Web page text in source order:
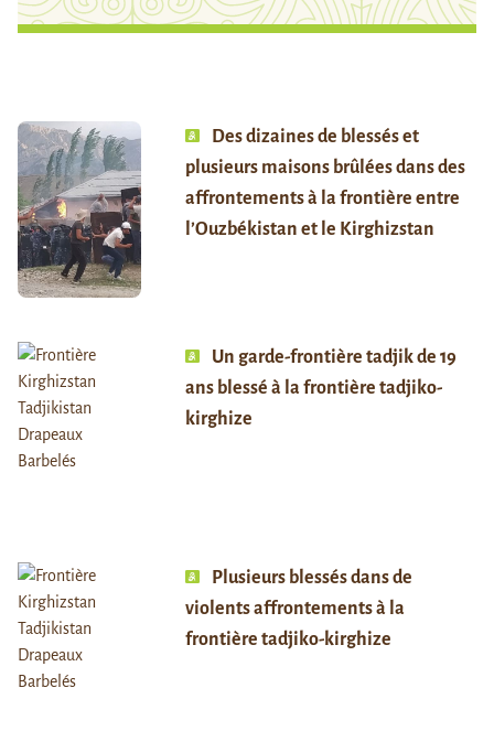
Des dizaines de blessés et
plusieurs maisons brûlées dans des
affrontements à la frontière entre
l’Ouzbékistan et le Kirghizstan
Un garde-frontière tadjik de 19
ans blessé à la frontière tadjiko-
kirghize
Plusieurs blessés dans de
violents affrontements à la
frontière tadjiko-kirghize